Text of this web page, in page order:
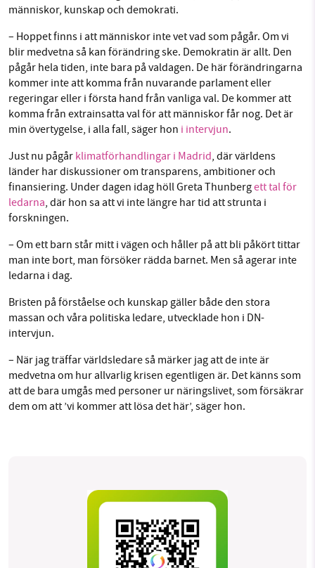
Facebook Instagram
Threads LinkedIn
människor, kunskap och demokrati.
– Hoppet finns i att människor inte vet vad som pågår. Om vi
blir medvetna så kan förändring ske. Demokratin är allt. Den
pågår hela tiden, inte bara på valdagen. De här förändringarna
kommer inte att komma från nuvarande parlament eller
regeringar eller i första hand från vanliga val. De kommer att
komma från extrainsatta val för att människor får nog. Det är
min övertygelse, i alla fall, säger hon i intervjun.
Just nu pågår klimatförhandlingar i Madrid, där världens
länder har diskussioner om transparens, ambitioner och
finansiering. Under dagen idag höll Greta Thunbergett tal för
ledarna, där hon sa att vi inte längre har tid att strunta i
forskningen.
– Om ett barn står mitt i vägen och håller på att bli påkört tittar
man inte bort, man försöker rädda barnet. Men så agerar inte
ledarna i dag.
Bristen på förståelse och kunskap gäller både den stora
massan och våra politiska ledare, utvecklade hon i DN-
intervjun.
– När jag träffar världsledare så märker jag att de inte är
medvetna om hur allvarlig krisen egentligen är. Det känns som
att de bara umgås med personer ur näringslivet, som försäkrar
dem om att ’vi kommer att lösa det här’, säger hon.
SMB kämpar för en hållbar framtid. Sedan
starten 2010 har vår ideella redaktion drivit
miljödebatten framåt genom
nyhetsbevakning och granskningar. Nu vill vi
utveckla vårt arbete – och vi hoppas att du
Stötta vårt arbete genom att swisha en slant till
1231368703
Läs vad vi vill göra